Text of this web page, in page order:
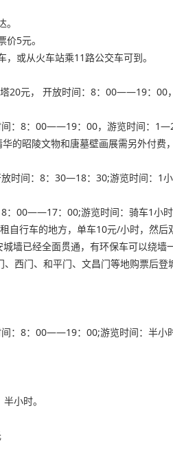
5元。
或从火车站乘11路公交车可到。
20元， 开放时间：8：00——19：00
间：8：00——19：00，游览时间：
的昭陵文物和唐墓壁画展需另外付费
时间：8：30—18：30;游览时间：1
：00——17：00;游览时间：骑车1小
自行车的地方，单车10元/小时，然后
墙已经全面贯通，有环保车可以绕墙
西门、和平门、文昌门等地购票后登
：8：00——19：00;游览时间：半小
小时。